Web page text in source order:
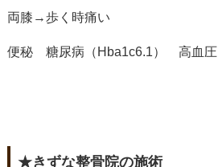
両膝→歩く時痛い
便秘 糖尿病（Hba1c6.1） 高血圧
★きずな整骨院の施術